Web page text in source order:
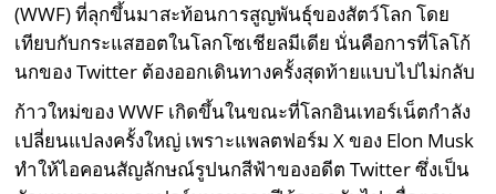
(WWF) ที่ลุกขึ้นมาสะท้อนการสูญพันธุ์ของสัตว์โลก โดย
เทียบกับกระแสฮอตในโลกโซเชียลมีเดีย นั่นคือการที่โลโก้
นกของ Twitter ต้องออกเดินทางครั้งสุดท้ายแบบไปไม่กลับ
ก้าวใหม่ของ WWF เกิดขึ้นในขณะที่โลกอินเทอร์เน็ตกำลัง
เปลี่ยนแปลงครั้งใหญ่ เพราะแพลตฟอร์ม X ของ Elon Musk
ทำให้ไอคอนสัญลักษณ์รูปนกสีฟ้าของอดีต Twitter ซึ่งเป็น